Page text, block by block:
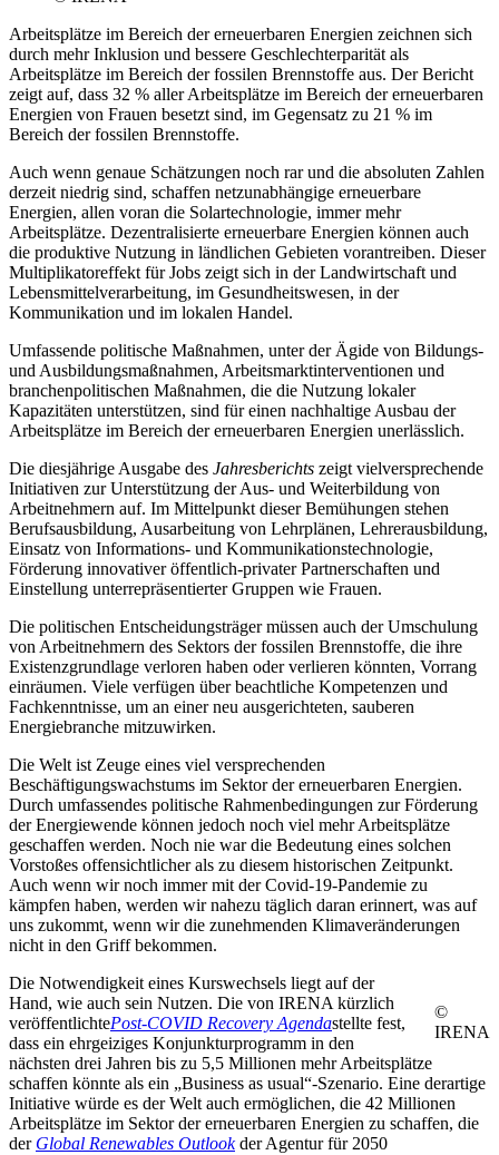
Arbeitsplätze im Bereich der erneuerbaren Energien zeichnen sich
durch mehr Inklusion und bessere Geschlechterparität als
Arbeitsplätze im Bereich der fossilen Brennstoffe aus. Der Bericht
zeigt auf, dass 32 % aller Arbeitsplätze im Bereich der erneuerbaren
Energien von Frauen besetzt sind, im Gegensatz zu 21 % im
Bereich der fossilen Brennstoffe.
Auch wenn genaue Schätzungen noch rar und die absoluten Zahlen
derzeit niedrig sind, schaffen netzunabhängige erneuerbare
Energien, allen voran die Solartechnologie, immer mehr
Arbeitsplätze. Dezentralisierte erneuerbare Energien können auch
die produktive Nutzung in ländlichen Gebieten vorantreiben. Dieser
Multiplikatoreffekt für Jobs zeigt sich in der Landwirtschaft und
Lebensmittelverarbeitung, im Gesundheitswesen, in der
Kommunikation und im lokalen Handel.
Umfassende politische Maßnahmen, unter der Ägide von Bildungs-
und Ausbildungsmaßnahmen, Arbeitsmarktinterventionen und
branchenpolitischen Maßnahmen, die die Nutzung lokaler
Kapazitäten unterstützen, sind für einen nachhaltige Ausbau der
Arbeitsplätze im Bereich der erneuerbaren Energien unerlässlich.
Die diesjährige Ausgabe des Jahresberichts zeigt vielversprechende
Initiativen zur Unterstützung der Aus- und Weiterbildung von
Arbeitnehmern auf. Im Mittelpunkt dieser Bemühungen stehen
Berufsausbildung, Ausarbeitung von Lehrplänen, Lehrerausbildung,
Einsatz von Informations- und Kommunikationstechnologie,
Förderung innovativer öffentlich-privater Partnerschaften und
Einstellung unterrepräsentierter Gruppen wie Frauen.
Die politischen Entscheidungsträger müssen auch der Umschulung
von Arbeitnehmern des Sektors der fossilen Brennstoffe, die ihre
Existenzgrundlage verloren haben oder verlieren könnten, Vorrang
einräumen. Viele verfügen über beachtliche Kompetenzen und
Fachkenntnisse, um an einer neu ausgerichteten, sauberen
Energiebranche mitzuwirken.
Die Welt ist Zeuge eines viel versprechenden
Beschäftigungswachstums im Sektor der erneuerbaren Energien.
Durch umfassendes politische Rahmenbedingungen zur Förderung
der Energiewende können jedoch noch viel mehr Arbeitsplätze
geschaffen werden. Noch nie war die Bedeutung eines solchen
Vorstoßes offensichtlicher als zu diesem historischen Zeitpunkt.
Auch wenn wir noch immer mit der Covid-19-Pandemie zu
kämpfen haben, werden wir nahezu täglich daran erinnert, was auf
uns zukommt, wenn wir die zunehmenden Klimaveränderungen
nicht in den Griff bekommen.
©
IRENA
Die Notwendigkeit eines Kurswechsels liegt auf der
Hand, wie auch sein Nutzen. Die von IRENA kürzlich
veröffentlichtePost-COVID Recovery Agendastellte fest,
dass ein ehrgeiziges Konjunkturprogramm in den
nächsten drei Jahren bis zu 5,5 Millionen mehr Arbeitsplätze
schaffen könnte als ein „Business as usual“-Szenario. Eine derartige
Initiative würde es der Welt auch ermöglichen, die 42 Millionen
Arbeitsplätze im Sektor der erneuerbaren Energien zu schaffen, die
der Global Renewables Outlookder Agentur für 2050